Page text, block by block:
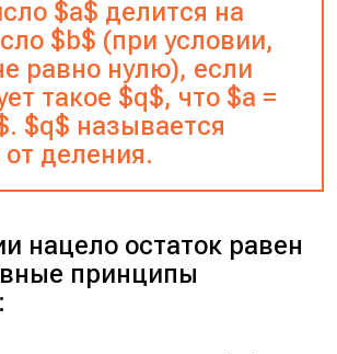
$a$ делится на
$b$ (при условии,
равно нулю), если
такое $q$, что $a =
$q$ называется
деления.
нацело остаток равен
принципы